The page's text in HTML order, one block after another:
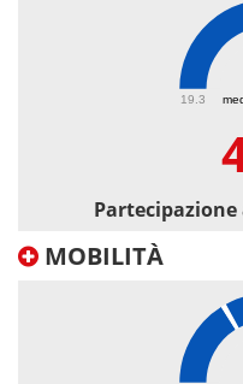
19.3
MOBILITÀ